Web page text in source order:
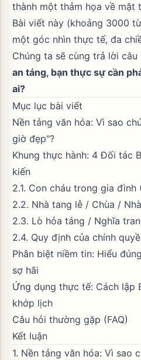
thành một thảm họa về mặt
Bài viết này (khoảng 3000
một góc nhìn thực tế, đa
Chúng ta sẽ cùng trả lời
an táng, bạn thực sự cần
ai?
Mục lục bài viết
Nền tảng văn hóa: Vì sao
giờ đẹp"?
Khung thực hành: 4 Đối tác
kiến
2.1. Con cháu trong gia
2.2. Nhà tang lễ / Chùa /
2.3. Lò hỏa táng / Nghĩa
2.4. Quy định của chính
Phân biệt niềm tin: Hiểu
sợ hãi
Ứng dụng thực tế: Cách lập
khớp lịch
Câu hỏi thường gặp (FAQ)
Kết luận
1. Nền tảng văn hóa: Vì sao